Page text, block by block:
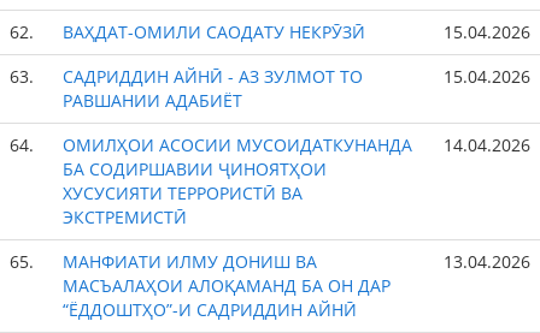
62. ВАҲДАТ-ОМИЛИ САОДАТУ НЕКРӮЗӢ
15.04.2026
63.
САДРИДДИН АЙНӢ - АЗ ЗУЛМОТ ТО
РАВШАНИИ АДАБИЁТ
15.04.2026
64.
ОМИЛҲОИ АСОСИИ МУСОИДАТКУНАНДА
БА СОДИРШАВИИ ҶИНОЯТҲОИ
ХУСУСИЯТИ ТЕРРОРИСТӢ ВА
ЭКСТРЕМИСТӢ
14.04.2026
65.
МАНФИАТИ ИЛМУ ДОНИШ ВА
МАСЪАЛАҲОИ АЛОҚАМАНД БА ОН ДАР
“ЁДДОШТҲО”-И САДРИДДИН АЙНӢ
13.04.2026